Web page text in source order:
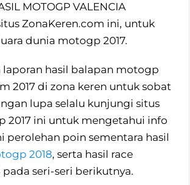
MOTOGP VALENCIA
ZonaKeren.com ini, untuk
dunia motogp 2017.
laporan hasil balapan motogp
2017 di zona keren untuk sobat
lupa selalu kunjungi situs
2017 ini untuk mengetahui info
perolehan poin sementara hasil
2018, serta hasil race
pada seri-seri berikutnya.